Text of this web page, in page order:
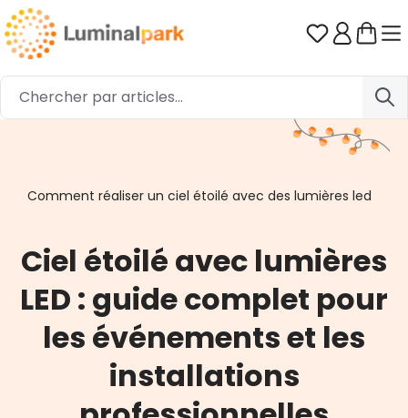
Passer au contenu principal Vous avez
Comment réaliser un ciel étoilé avec des lumières led
Ciel étoilé avec lumières
LED : guide complet pour
les événements et les
installations